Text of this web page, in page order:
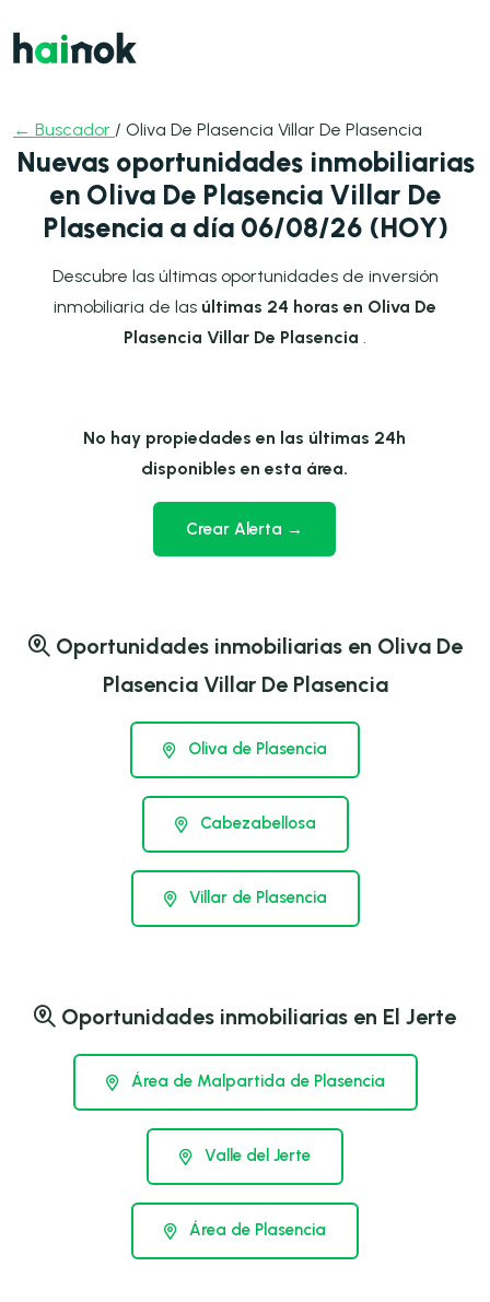
← Buscador / Oliva De Plasencia Villar De Plasencia
Nuevas oportunidades inmobiliarias
en Oliva De Plasencia Villar De
Plasencia a día 06/08/26 (HOY)
Descubre las últimas oportunidades de inversión
inmobiliaria de las últimas 24 horas en Oliva De
Plasencia Villar De Plasencia
No hay propiedades en las últimas 24h
disponibles en esta área.
Crear Alerta →
Oportunidades inmobiliarias en Oliva De
Plasencia Villar De Plasencia
Oliva de Plasencia
Cabezabellosa
Villar de Plasencia
Oportunidades inmobiliarias en El Jerte
Área de Malpartida de Plasencia
Valle del Jerte
Área de Plasencia